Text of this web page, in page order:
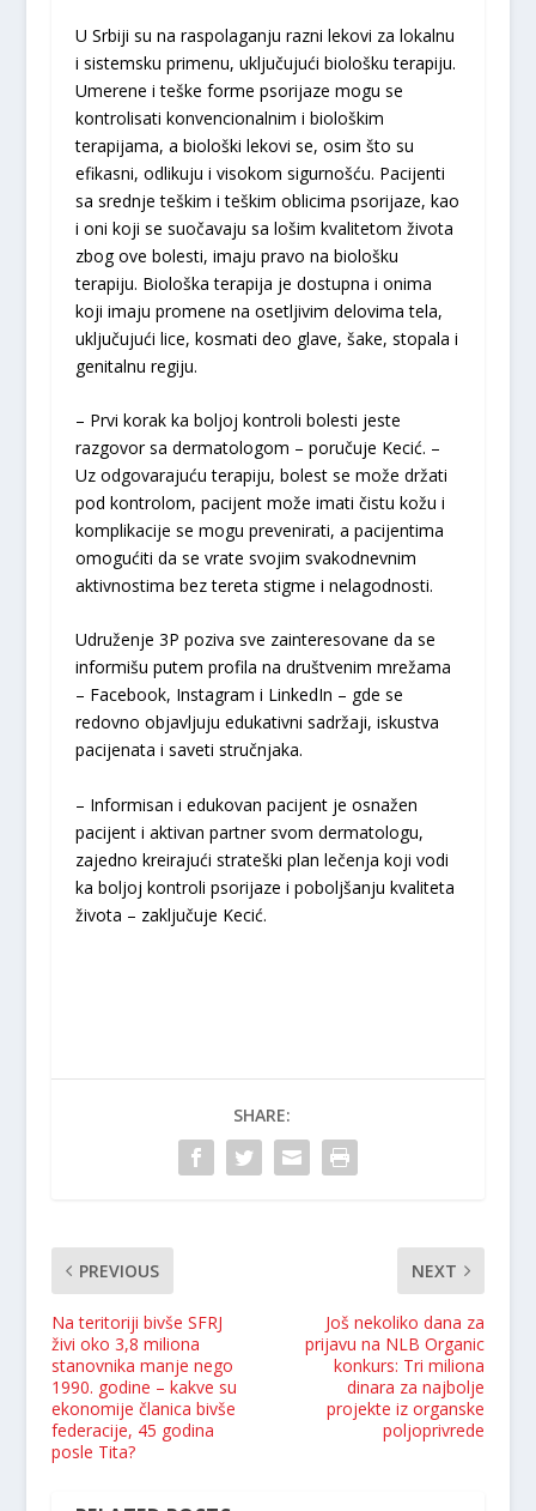
U Srbiji su na raspolaganju razni lekovi za lokalnu
i sistemsku primenu, uključujući biološku terapiju.
Umerene i teške forme psorijaze mogu se
kontrolisati konvencionalnim i biološkim
terapijama, a biološki lekovi se, osim što su
efikasni, odlikuju i visokom sigurnošću. Pacijenti
sa srednje teškim i teškim oblicima psorijaze, kao
i oni koji se suočavaju sa lošim kvalitetom života
zbog ove bolesti, imaju pravo na biološku
terapiju. Biološka terapija je dostupna i onima
koji imaju promene na osetljivim delovima tela,
uključujući lice, kosmati deo glave, šake, stopala i
genitalnu regiju.
– Prvi korak ka boljoj kontroli bolesti jeste
razgovor sa dermatologom – poručuje Kecić. –
Uz odgovarajuću terapiju, bolest se može držati
pod kontrolom, pacijent može imati čistu kožu i
komplikacije se mogu prevenirati, a pacijentima
omogućiti da se vrate svojim svakodnevnim
aktivnostima bez tereta stigme i nelagodnosti.
Udruženje 3P poziva sve zainteresovane da se
informišu putem profila na društvenim mrežama
– Facebook, Instagram i LinkedIn – gde se
redovno objavljuju edukativni sadržaji, iskustva
pacijenata i saveti stručnjaka.
– Informisan i edukovan pacijent je osnažen
pacijent i aktivan partner svom dermatologu,
zajedno kreirajući strateški plan lečenja koji vodi
ka boljoj kontroli psorijaze i poboljšanju kvaliteta
života – zaključuje Kecić.
SHARE:
PREVIOUS
Na teritoriji bivše SFRJ
živi oko 3,8 miliona
stanovnika manje nego
1990. godine – kakve su
ekonomije članica bivše
federacije, 45 godina
posle Tita?
NEXT
Još nekoliko dana za
prijavu na NLB Organic
konkurs: Tri miliona
dinara za najbolje
projekte iz organske
poljoprivrede